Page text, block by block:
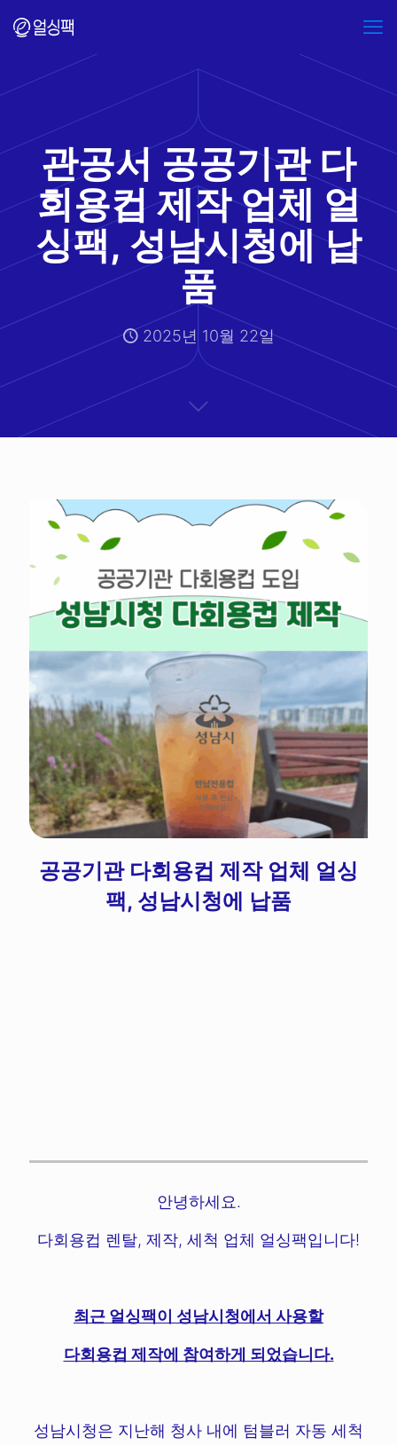
관공서 공공기관 다
회용컵 제작 업체 얼
싱팩, 성남시청에 납
품
2025년 10월 22일
공공기관 다회용컵 제작 업체 얼싱
팩, 성남시청에 납품
안녕하세요.
다회용컵 렌탈, 제작, 세척 업체 얼싱팩입니다!
최근 얼싱팩이 성남시청에서 사용할
다회용컵 제작에 참여하게 되었습니다.
성남시청은 지난해 청사 내에 텀블러 자동 세척